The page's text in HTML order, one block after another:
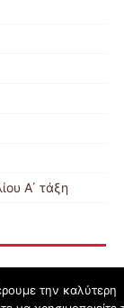
Α΄ τάξη
την καλύτερη